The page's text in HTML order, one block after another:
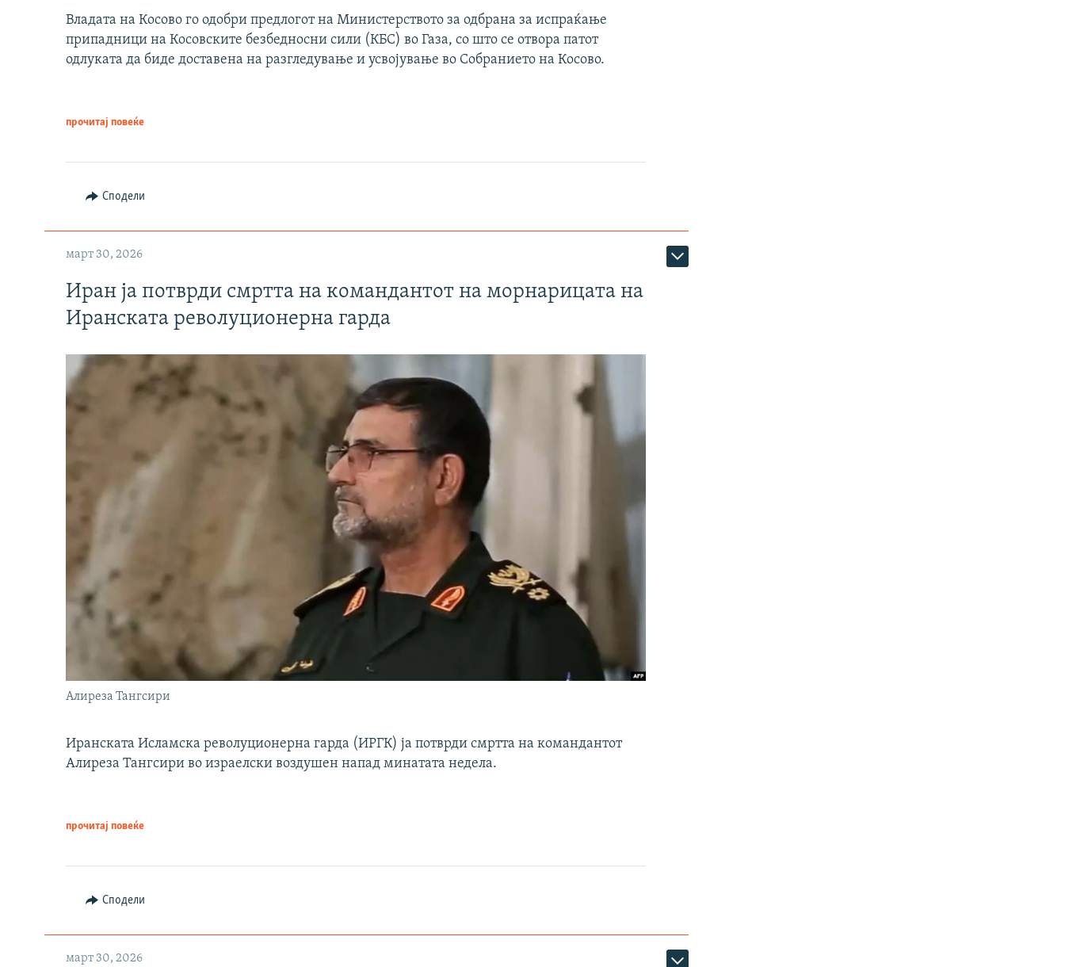
Владата на Косово го одобри предлогот на Министерството за одбрана за испраќање
припадници на Косовските безбедносни сили (КБС) во Газа, со што се отвора патот
одлуката да биде доставена на разгледување и усвојување во Собранието на Косово.
прочитај повеќе
Сподели
март 30, 2026
Иран ја потврди смртта на командантот на морнарицата на
Иранската револуционерна гарда
Алиреза Тангсири
Иранската Исламска револуционерна гарда (ИРГК) ја потврди смртта на командантот
Алиреза Тангсири во израелски воздушен напад минатата недела.
прочитај повеќе
Сподели
март 30, 2026